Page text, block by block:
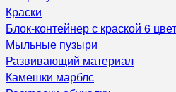
Краски
Блок-контейнер с краской 6
Мыльные пузыри
Развивающий материал
Камешки марблс